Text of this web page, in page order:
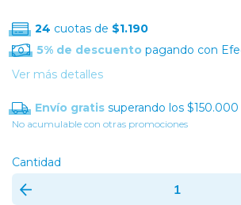
24 cuotas de $1.190
5% de descuento pagando con
Ver más detalles
Envío gratis superando los $150.000
No acumulable con otras promociones
Cantidad